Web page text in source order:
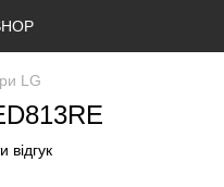
LG
відгук